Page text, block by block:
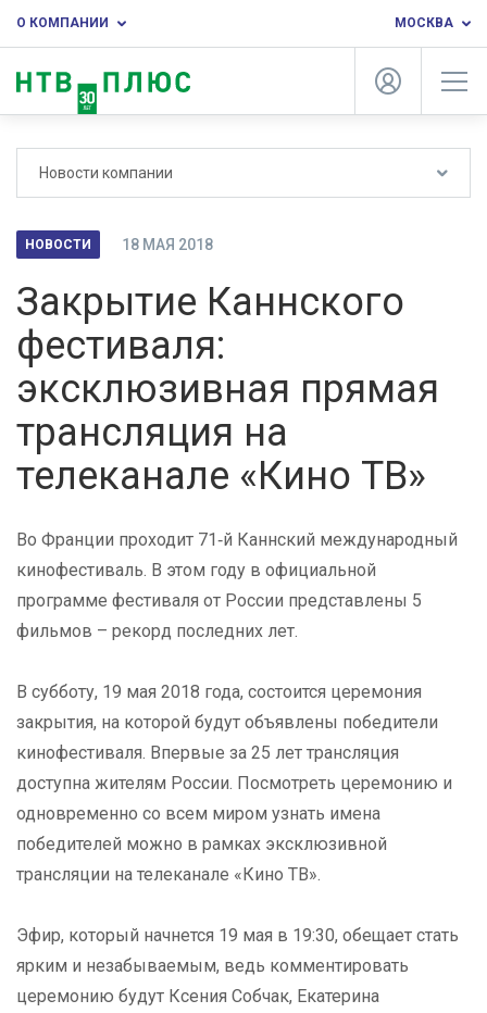
О КОМПАНИИ МОСКВА
Новости компании
НОВОСТИ 18 МАЯ 2018
Закрытие Каннского
фестиваля:
эксклюзивная прямая
трансляция на
телеканале «Кино ТВ»
Во Франции проходит 71‑й Каннский международный
кинофестиваль. В этом году в официальной
программе фестиваля от России представлены 5
фильмов – рекорд последних лет.
В субботу, 19 мая 2018 года, состоится церемония
закрытия, на которой будут объявлены победители
кинофестиваля. Впервые за 25 лет трансляция
доступна жителям России. Посмотреть церемонию и
одновременно со всем миром узнать имена
победителей можно в рамках эксклюзивной
трансляции на телеканале «Кино ТВ».
Эфир, который начнется 19 мая в 19:30, обещает стать
ярким и незабываемым, ведь комментировать
церемонию будут Ксения Собчак, Екатерина